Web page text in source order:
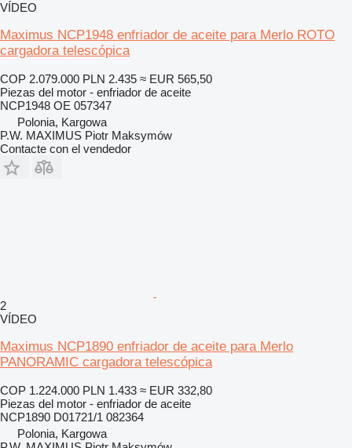
VÍDEO
Maximus NCP1948 enfriador de aceite para Merlo ROTO
cargadora telescópica
COP 2.079.000 PLN 2.435 ≈ EUR 565,50
Piezas del motor - enfriador de aceite
NCP1948 OE 057347
Polonia, Kargowa
P.W. MAXIMUS Piotr Maksymów
Contacte con el vendedor
2
VÍDEO
Maximus NCP1890 enfriador de aceite para Merlo
PANORAMIC cargadora telescópica
COP 1.224.000 PLN 1.433 ≈ EUR 332,80
Piezas del motor - enfriador de aceite
NCP1890 D01721/1 082364
Polonia, Kargowa